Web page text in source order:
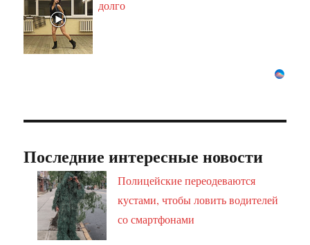
долго
Последние интересные новости
Полицейские переодеваются
кустами, чтобы ловить водителей
со смартфонами